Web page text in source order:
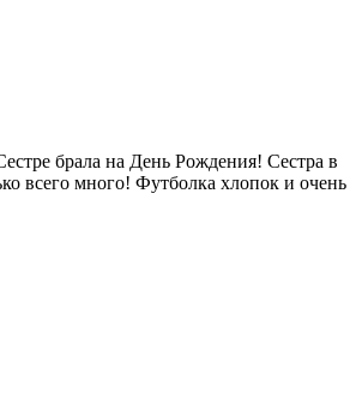
брала на День Рождения! Сестра в
всего много! Футболка хлопок и очень